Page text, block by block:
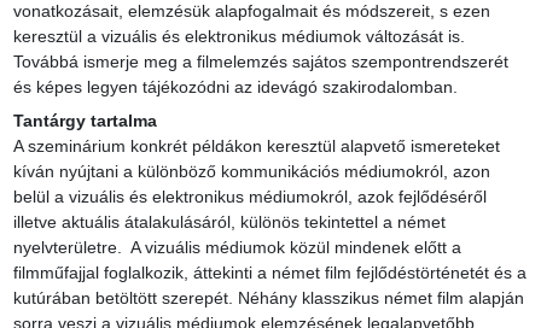
vonatkozásait, elemzésük alapfogalmait és módszereit, s ezen
keresztül a vizuális és elektronikus médiumok változását is.
Továbbá ismerje meg a filmelemzés sajátos szempontrendszerét
és képes legyen tájékozódni az idevágó szakirodalomban.
Tantárgy tartalma
A szeminárium konkrét példákon keresztül alapvető ismereteket
kíván nyújtani a különböző kommunikációs médiumokról, azon
belül a vizuális és elektronikus médiumokról, azok fejlődéséről
illetve aktuális átalakulásáról, különös tekintettel a német
nyelvterületre.  A vizuális médiumok közül mindenek előtt a
filmműfajjal foglalkozik, áttekinti a német film fejlődéstörténetét és a
kutúrában betöltött szerepét. Néhány klasszikus német film alapján
sorra veszi a vizuális médiumok elemzésének legalapvetőbb